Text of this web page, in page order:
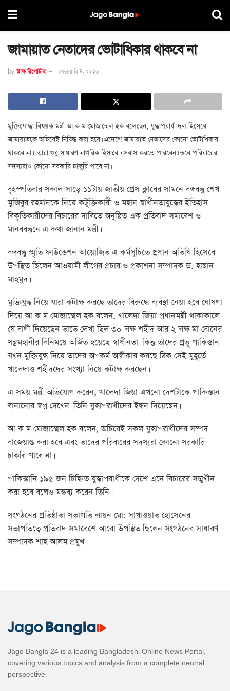
জামায়াত নেতাদের ভোটাধিকার থাকবে না
by স্টাফ রিপোর্টার ফেব্রুয়ারি ৪, ২০১৬
মুক্তিযোদ্ধা বিষয়ক মন্ত্রী আ ক ম মোজাম্মেল হক বলেছেন, যুদ্ধাপরাধী দল হিসেবে
জামায়াতকে অচিরেই নিষিদ্ধ করা হবে। এদেশে জামায়াত নেতাদের কোনো ভোটাধিকার
থাকবে না। তারা শুধু সাধারণ নাগরিক হিসাবে বসবাস করতে পারবেন। তবে পরিবারের
সদস্যরাও কোনো সরকারি চাকুরি পাবে না।
বৃহস্পতিবার সকাল সাড়ে ১১টায় জাতীয় প্রেস ক্লাবের সামনে বঙ্গবন্ধু শেখ
মুজিবুর রহমানকে নিয়ে কটূক্তিকারী ও মহান স্বাধীনতাযুদ্ধের ইতিহাস
বিকৃতিকারীদের বিচারের দাবিতে অনুষ্ঠিত এক প্রতিবাদ সমাবেশ ও
মানববন্ধনে এ কথা জানান মন্ত্রী।
বঙ্গবন্ধু স্মৃতি ফাউন্ডেশন আয়োজিত এ কর্মসূচিতে প্রধান অতিথি হিসেবে
উপস্থিত ছিলেন আওয়ামী লীগের প্রচার ও প্রকাশনা সম্পাদক ড. হাছান
মাহমুদ।
মুক্তিযুদ্ধ নিয়ে যারা কটাক্ষ করছে তাদের বিরুদ্ধে ব্যবস্থা নেয়া হবে ঘোষণা
দিয়ে আ ক ম মোজাম্মেল হক বলেন, খালেদা জিয়া প্রধানমন্ত্রী থাকাকালে
যে বাণী দিয়েছেন তাতে লেখা ছিল ৩০ লক্ষ শহীদ আর ২ লক্ষ মা বোনের
সম্ভ্রমহানীর বিনিময়ে অর্জিত হয়েছে স্বাধীনতা। কিন্তু তাদের প্রভূ পাকিস্তান
যখন মুক্তিযুদ্ধ নিয়ে তাদের অপকর্ম অস্বীকার করছে ঠিক সেই মুহূর্তে
খালেদাও শহীদদের সংখ্যা নিয়ে কটাক্ষ করছেন।
এ সময় মন্ত্রী অভিযোগ করেন, খালেদা জিয়া এখনো দেশটাকে পাকিস্তান
বানানোর স্বপ্ন দেখেন। তিনি যুদ্ধাপরাধীদের ইন্ধন দিয়েছেন।
আ ক ম মোজাম্মেল হক বলেন, অচিরেই সকল যুদ্ধাপরাধীদের সম্পদ
বাজেয়াপ্ত করা হবে এবং তাদের পরিবারের সদস্যরা কোনো সরকারি
চাকরি পাবে না।
পাকিস্তানি ১৯৫ জন চিহ্নিত যুদ্ধাপরাধীকে দেশে এনে বিচারের সম্মুখীন
করা হবে বলেও মন্তব্য করেন তিনি।
সংগঠনের প্রতিষ্ঠাতা সভাপতি লায়ন মো: সাখাওয়াত হোসেনের
সভাপতিত্বে প্রতিবাদ সমাবেশে আরো উপস্থিত ছিলেন সংগঠনের সাধারণ
সম্পাদক শাহ আলম প্রমুখ।
Jago Bangla 24 is a leading Bangladeshi Online News Portal,
covering various topics and analysis from a complete neutral
perspective.